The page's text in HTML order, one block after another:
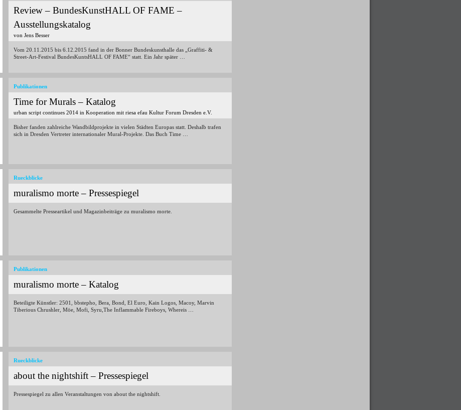
Review – BundesKunstHALL OF FAME –
Ausstellungskatalog
von Jens Besser
Vom 20.11.2015 bis 6.12.2015 fand in der Bonner Bundeskunsthalle das „Graffiti- &
Street-Art-Festival BundesKuntsHALL OF FAME“ statt. Ein Jahr später …
Publikationen
Time for Murals – Katalog
urban script continues 2014 in Kooperation mit riesa efau Kultur Forum Dresden e.V.
Bisher fanden zahlreiche Wandbildprojekte in vielen Städten Europas statt. Deshalb trafen
sich in Dresden Vertreter internationaler Mural-Projekte. Das Buch Time …
Rueckblicke
muralismo morte – Pressespiegel
Gesammelte Presseartikel und Magazinbeiträge zu muralismo morte.
Publikationen
muralismo morte – Katalog
Beteiligte Künstler: 2501, bbstepho, Bera, Bond, El Euro, Kain Logos, Macoy, Marvin
Tiberious Chrushler, Möe, Mofi, Syru,The Inflammable Fireboys, Whereis …
Rueckblicke
about the nightshift – Pressespiegel
Pressespiegel zu allen Veranstaltungen von about the nightshift.